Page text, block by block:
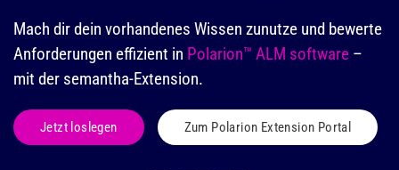
Mach dir dein vorhandenes Wissen zunutze und bewerte
Anforderungen effizient in Polarion™ ALM software –
mit der semantha-Extension.
Jetzt loslegen Zum Polarion Extension Portal